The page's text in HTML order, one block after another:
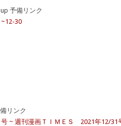
予備リンク
30
リンク
~ 週刊漫画ＴＩＭＥＳ 2021年12/31